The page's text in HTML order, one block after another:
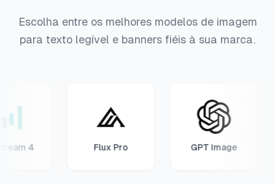
Escolha entre os melhores modelos de imagem
para texto legível e banners fiéis à sua marca.
4 Flux Pro GPT Image